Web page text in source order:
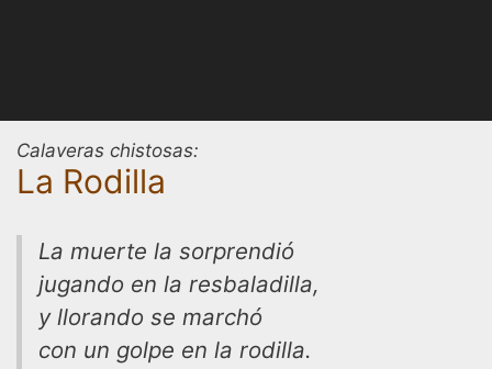
Calaveras chistosas:
La Rodilla
La muerte la sorprendió
jugando en la resbaladilla,
y llorando se marchó
con un golpe en la rodilla.